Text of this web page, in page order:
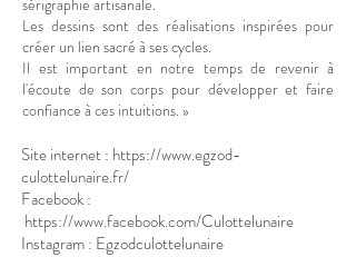
sérigraphie artisanale.
Les dessins sont des réalisations inspirées pour
créer un lien sacré à ses cycles.
Il est important en notre temps de revenir à
l'écoute de son corps pour développer et faire
confiance à ces intuitions. »
Site internet : https://www.egzod-
culottelunaire.fr/
Facebook :
https://www.facebook.com/Culottelunaire
Instagram : Egzodculottelunaire